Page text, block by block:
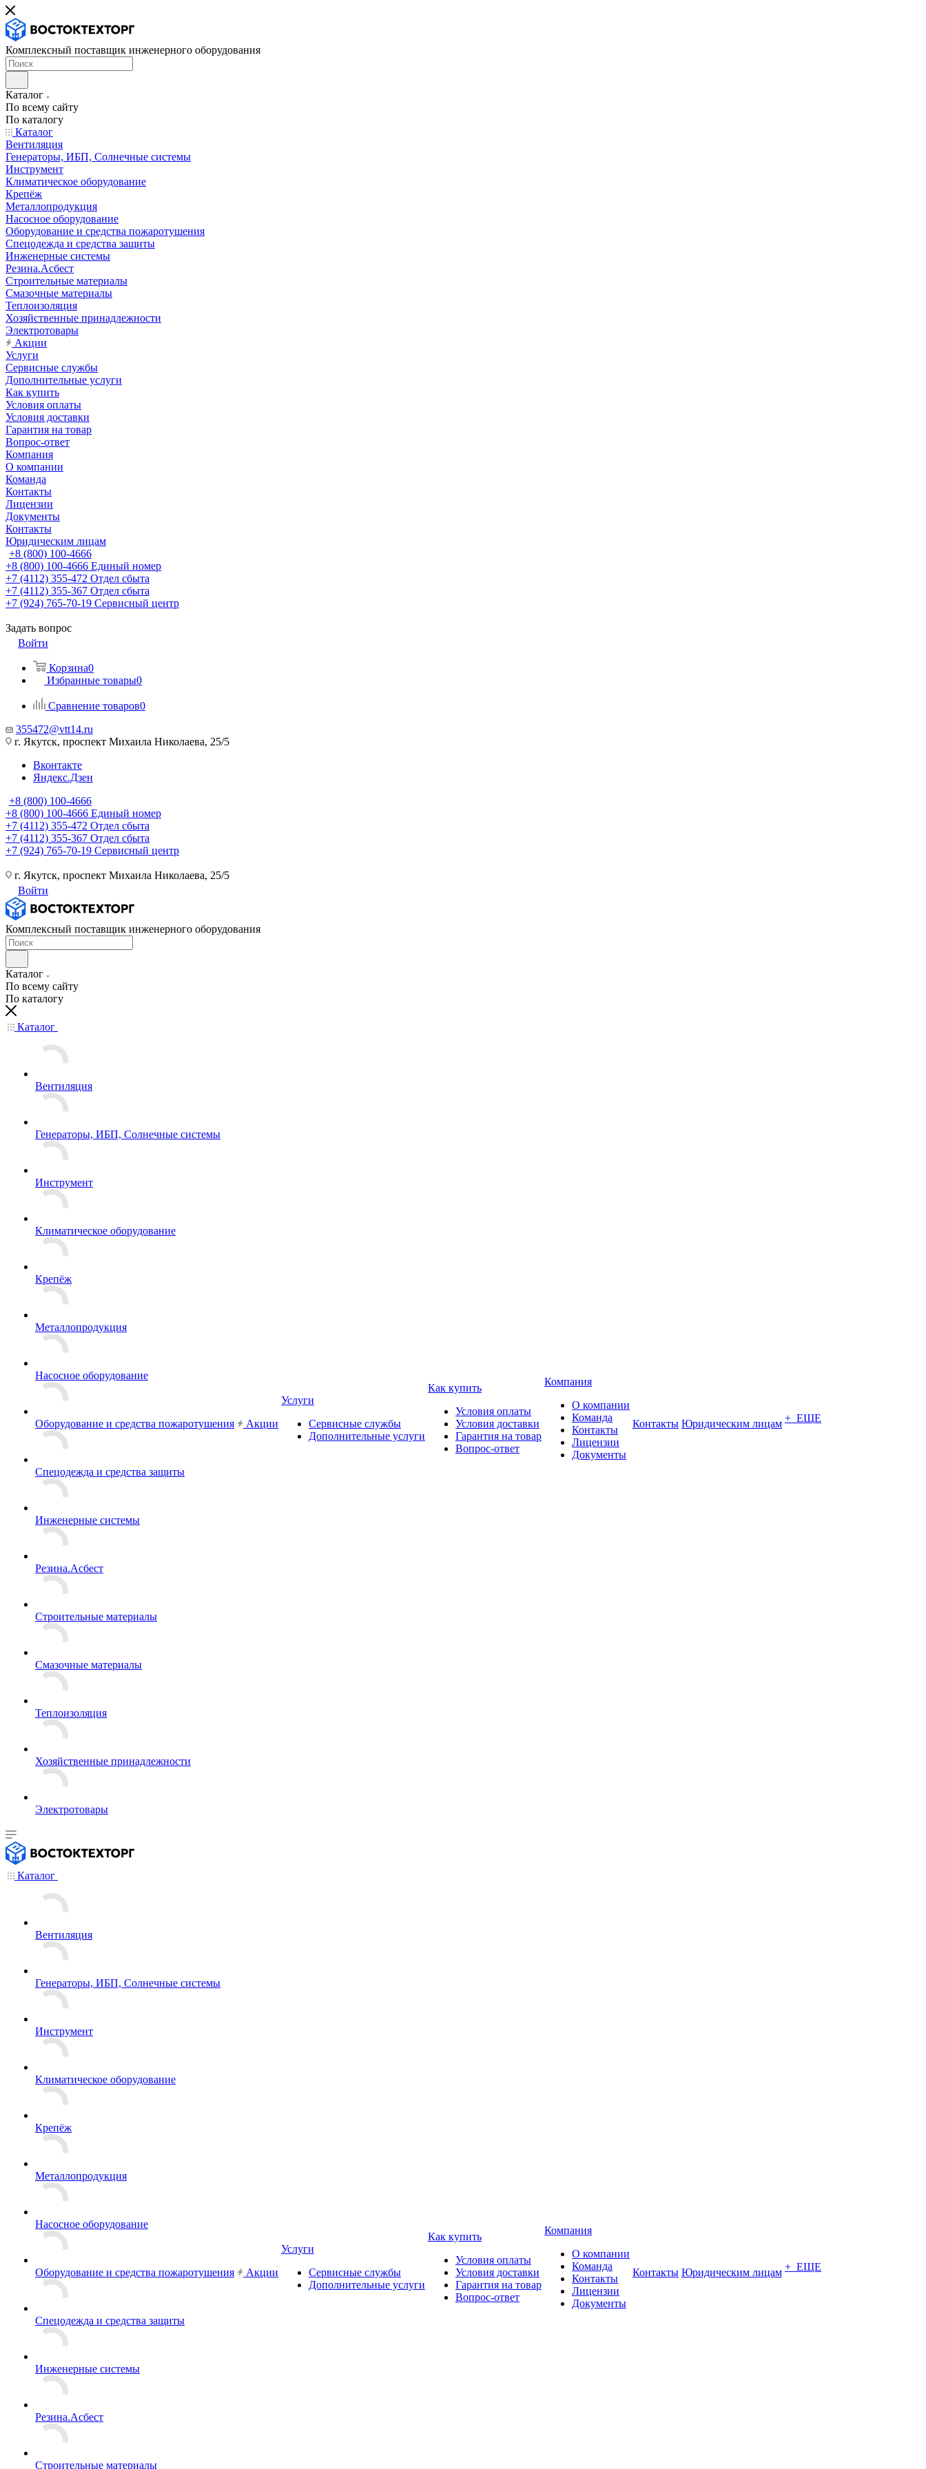
Комплексный поставщик инженерного оборудования
Каталог
По всему сайту
По каталогу
Каталог
Вентиляция
Генераторы, ИБП, Солнечные системы
Инструмент
Климатическое оборудование
Крепёж
Металлопродукция
Насосное оборудование
Оборудование и средства пожаротушения
Спецодежда и средства защиты
Инженерные системы
Резина.Асбест
Строительные материалы
Смазочные материалы
Теплоизоляция
Хозяйственные принадлежности
Электротовары
Акции
Услуги
Сервисные службы
Дополнительные услуги
Как купить
Условия оплаты
Условия доставки
Гарантия на товар
Вопрос-ответ
Компания
О компании
Команда
Контакты
Лицензии
Документы
Контакты
Юридическим лицам
+8 (800) 100-4666
+8 (800) 100-4666 Единый номер
+7 (4112) 355-472 Отдел сбыта
+7 (4112) 355-367 Отдел сбыта
+7 (924) 765-70-19 Сервисный центр
Задать вопрос
Войти
Корзина0
Избранные товары0
Сравнение товаров0
355472@vtt14.ru
г. Якутск, проспект Михаила Николаева, 25/5
Вконтакте
Яндекс.Дзен
+8 (800) 100-4666
+8 (800) 100-4666 Единый номер
+7 (4112) 355-472 Отдел сбыта
+7 (4112) 355-367 Отдел сбыта
+7 (924) 765-70-19 Сервисный центр
г. Якутск, проспект Михаила Николаева, 25/5
Войти
Комплексный поставщик инженерного оборудования
Каталог
По всему сайту
По каталогу
Каталог
Вентиляция
Генераторы, ИБП, Солнечные системы
Инструмент
Климатическое оборудование
Крепёж
Металлопродукция
Насосное оборудование
Оборудование и средства пожаротушения
Спецодежда и средства защиты
Инженерные системы
Резина.Асбест
Строительные материалы
Смазочные материалы
Теплоизоляция
Хозяйственные принадлежности
Электротовары
Акции
Услуги
Сервисные службы
Дополнительные услуги
Как купить
Условия оплаты
Условия доставки
Гарантия на товар
Вопрос-ответ
Компания
О компании
Команда
Контакты
Лицензии
Документы
Контакты Юридическим лицам + ЕЩЕ
Каталог
Вентиляция
Генераторы, ИБП, Солнечные системы
Инструмент
Климатическое оборудование
Крепёж
Металлопродукция
Насосное оборудование
Оборудование и средства пожаротушения
Спецодежда и средства защиты
Инженерные системы
Резина.Асбест
Строительные материалы
Акции
Услуги
Сервисные службы
Дополнительные услуги
Как купить
Условия оплаты
Условия доставки
Гарантия на товар
Вопрос-ответ
Компания
О компании
Команда
Контакты
Лицензии
Документы
Контакты Юридическим лицам + ЕЩЕ